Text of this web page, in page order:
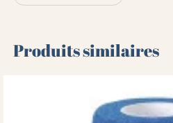
Produits similaires